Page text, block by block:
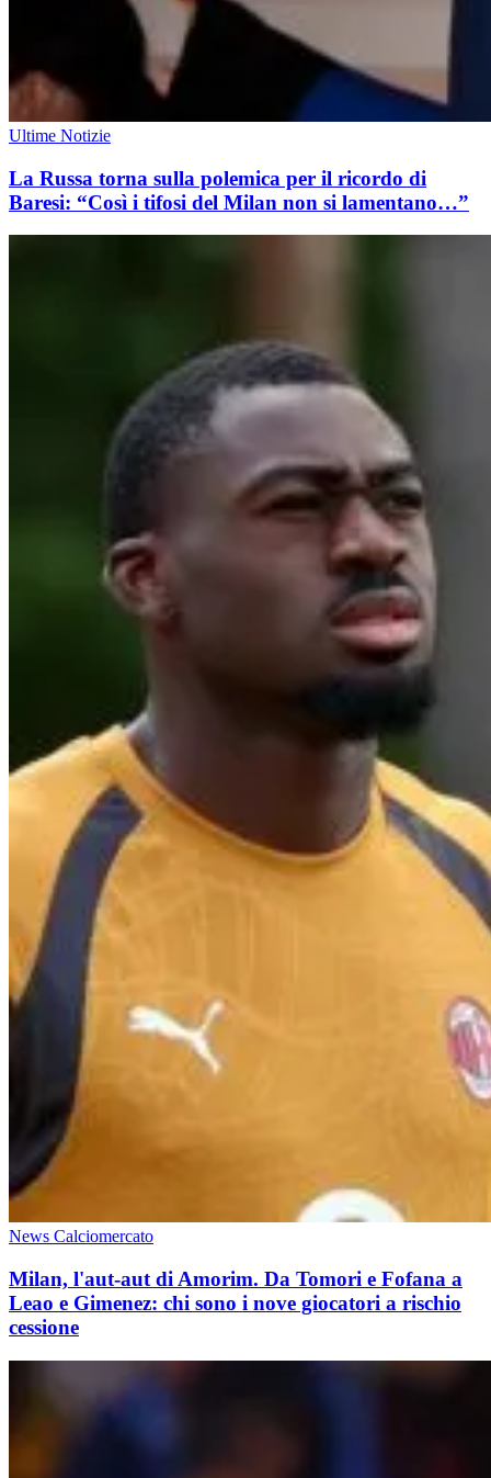
Ultime Notizie
La Russa torna sulla polemica per il ricordo di
Baresi: “Così i tifosi del Milan non si lamentano…”
News Calciomercato
Milan, l'aut-aut di Amorim. Da Tomori e Fofana a
Leao e Gimenez: chi sono i nove giocatori a rischio
cessione